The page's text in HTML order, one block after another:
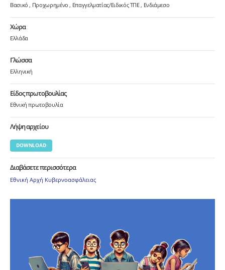
Βασικό Προχωρημένο Επαγγελματίας/Ειδικός ΤΠΕ Ενδιάμεσο
Χώρα
Ελλάδα
Γλώσσα
Ελληνική
Είδος πρωτοβουλίας
Εθνική πρωτοβουλία
Λήψη αρχείου
DOWNLOAD
Διαβάσετε περισσότερα
Εθνική Αρχή Κυβερνοασφάλειας